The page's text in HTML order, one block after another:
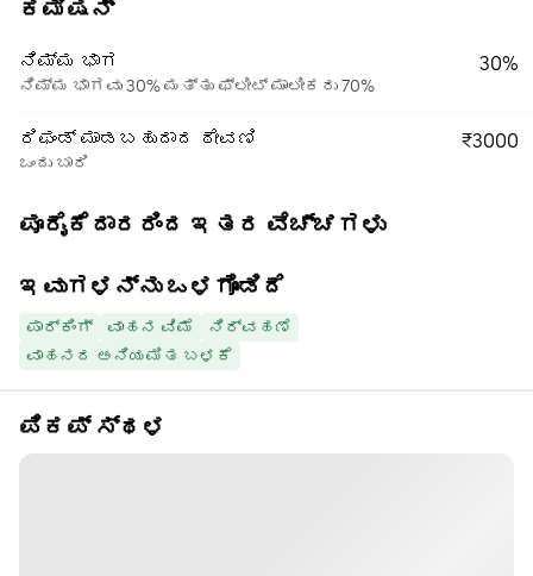
ಕಮಿಷನ್
ನಿಮ್ಮ ಭಾಗ
ನಿಮ್ಮ ಭಾಗವು 30% ಮತ್ತು ಫ್ಲೀಟ್ ಮಾಲೀಕರು 70%
30%
ರಿಫಂಡ್ ಮಾಡಬಹುದಾದ ಠೇವಣಿ
ಒಂದು ಬಾರಿ
₹3000
ಪೂರೈಕೆದಾರರಿಂದ ಇತರ ವೆಚ್ಚಗಳು
ಇವುಗಳನ್ನು ಒಳಗೊಂಡಿದೆ
ಪಾರ್ಕಿಂಗ್ ವಾಹನ ವಿಮೆ
ನಿರ್ವಹಣೆ
ವಾಹನದ ಅನಿಯಮಿತ ಬಳಕೆ
ಪಿಕಪ್ ಸ್ಥಳ